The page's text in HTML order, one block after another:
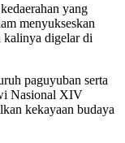
yang
menyukseskan
kalinya digelar di
paguyuban serta
Nasional XIV
kekayaan budaya